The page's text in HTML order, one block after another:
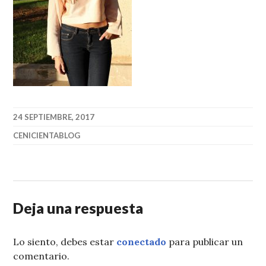
24 SEPTIEMBRE, 2017
CENICIENTABLOG
Deja una respuesta
Lo siento, debes estar conectado para publicar un
comentario.